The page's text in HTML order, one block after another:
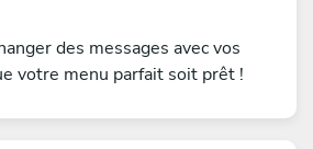
des messages avec vos
votre menu parfait soit prêt !